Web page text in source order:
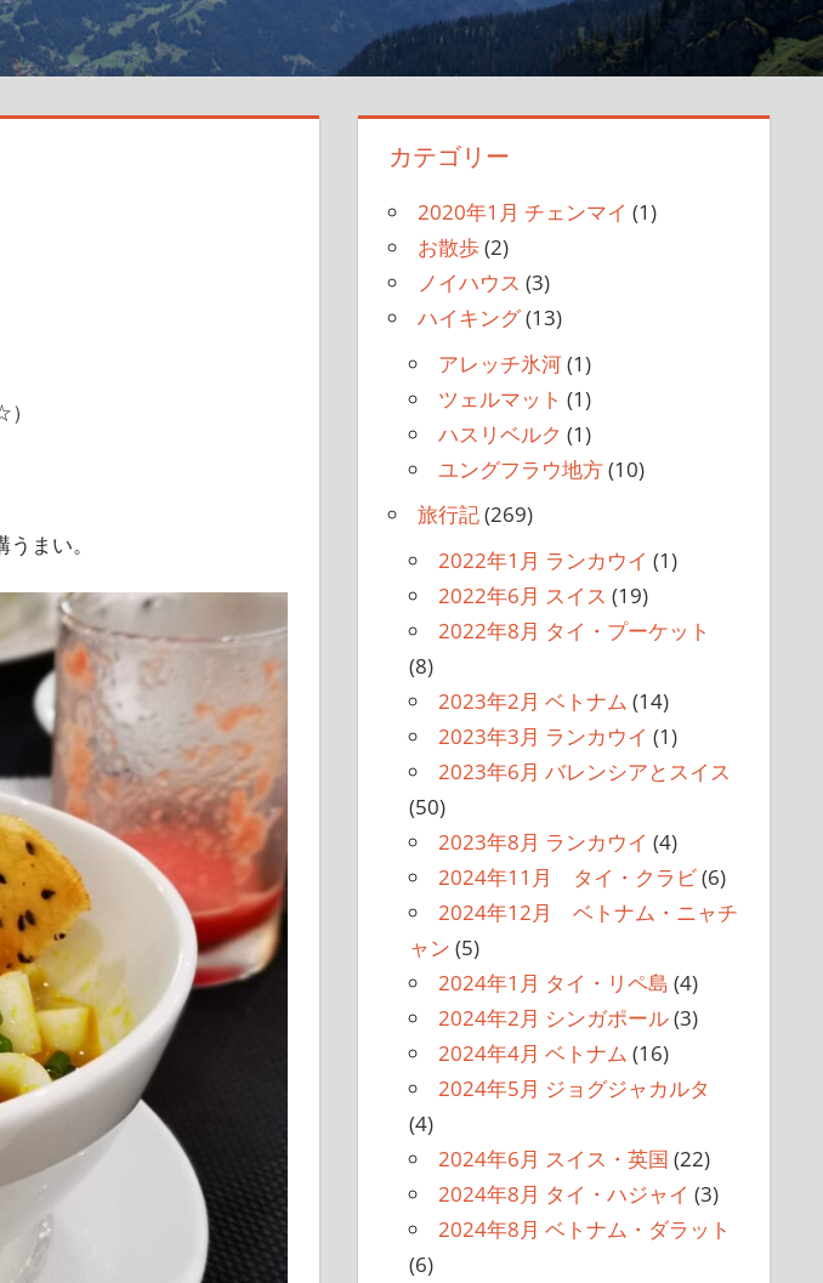
まい。
カテゴリー
2020年1月 チェンマイ (1)
お散歩(2)
ノイハウス (3)
ハイキング(13)
アレッチ氷河(1)
ツェルマット (1)
ハスリベルク (1)
ユングフラウ地方(10)
旅行記(269)
2022年1月 ランカウイ (1)
2022年6月 スイス (19)
2022年8月 タイ・プーケット
(8)
2023年2月 ベトナム (14)
2023年3月 ランカウイ (1)
2023年6月 バレンシアとスイス
(50)
2023年8月 ランカウイ (4)
2024年11月 タイ・クラビ(6)
2024年12月 ベトナム・ニャチ
ャン (5)
2024年1月 タイ・リペ島 (4)
2024年2月 シンガポール(3)
2024年4月 ベトナム (16)
2024年5月 ジョグジャカルタ
(4)
2024年6月 スイス・英国 (22)
2024年8月 タイ・ハジャイ (3)
2024年8月 ベトナム・ダラット
(6)